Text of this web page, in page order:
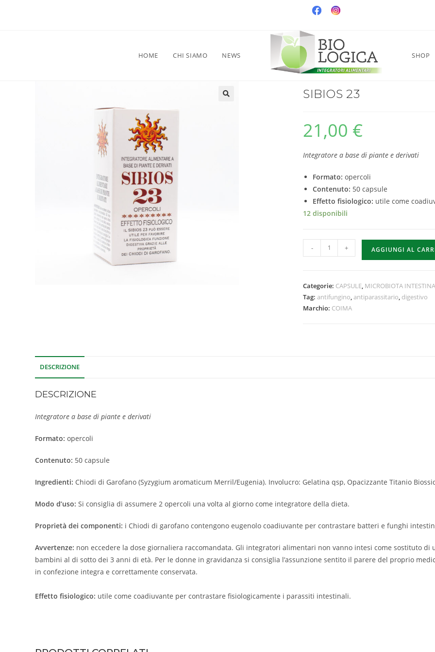
HOME CHI SIAMO NEWS SHOP
SIBIOS 23
21,00 €
Integratore a base di piante e derivati
Formato: opercoli
Contenuto: 50 capsule
Effetto fisiologico: utile come
12 disponibili
- + AGGIUNGI AL
Categorie: CAPSULE, MICROBIOTA
Tag: antifungino,antiparassitario, digestivo
Marchio: COIMA
DESCRIZIONE
DESCRIZIONE
Integratore a base di piante e derivati
Formato: opercoli
Contenuto: 50 capsule
Ingredienti: Chiodi di Garofano (Syzygium aromaticum Merril/Eugenia). Involucro: Gelatina qsp, Opacizzante Titanio
Modo d’uso: Si consiglia di assumere 2 opercoli una volta al giorno come integratore della dieta.
Proprietà dei componenti: i Chiodi di garofano contengono eugenolo coadiuvante per contrastare batteri e funghi
Avvertenze: non eccedere la dose giornaliera raccomandata. Gli integratori alimentari non vanno intesi come sostituto
bambini al di sotto dei 3 anni di età. Per le donne in gravidanza si consiglia l’assunzione sentito il parere del proprio
in confezione integra e correttamente conservata.
Effetto fisiologico: utile come coadiuvante per contrastare fisiologicamente i parassiti intestinali.